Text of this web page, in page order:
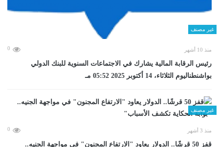
غير مصنف
منذ 10 أشهر 0
رئيس الرقابة المالية يشارك في الاجتماعات السنوية للبنك الدولي
بواشنطناليوم الثلاثاء، 14 أكتوبر 2025 05:52 مـ
غير مصنف
منذ 3 أشهر 0
قفز 50 قرشًا.. الدولار يعاود "الارتفاع المجنون" في مواجهة الجنيه..